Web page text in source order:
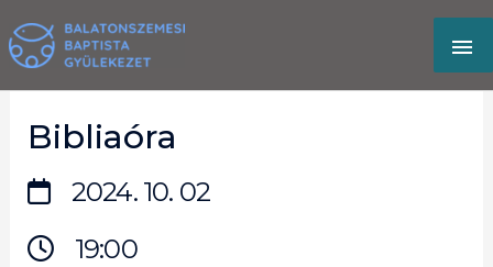
to
content
Bibliaóra
2024. 10. 02
19:00